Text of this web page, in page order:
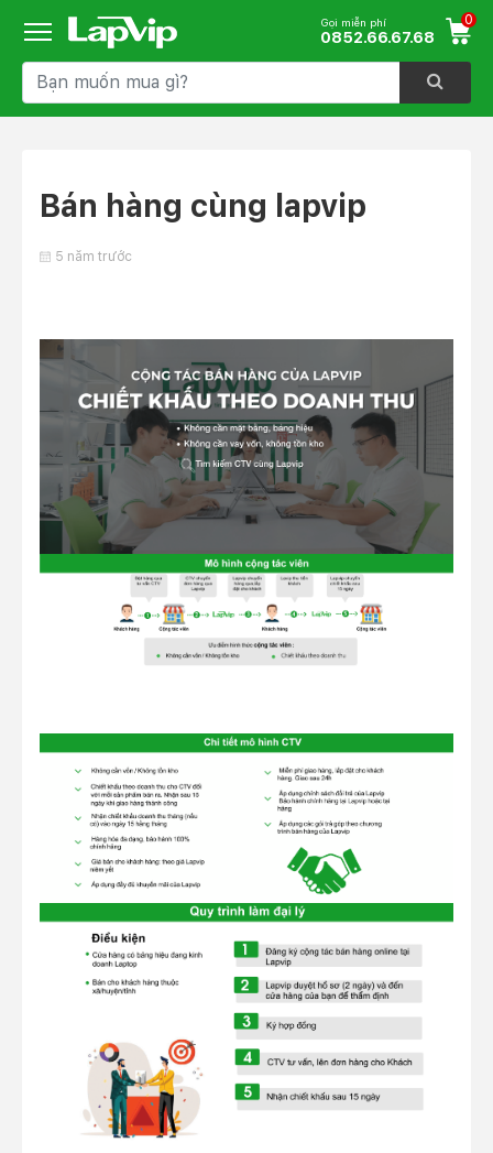
Gọi miễn phí
0852.66.67.68
0
Bán hàng cùng lapvip
5 năm trước